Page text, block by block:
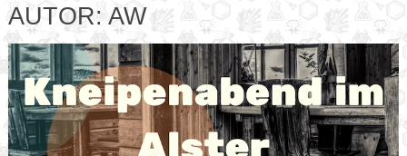
AUTOR: AW